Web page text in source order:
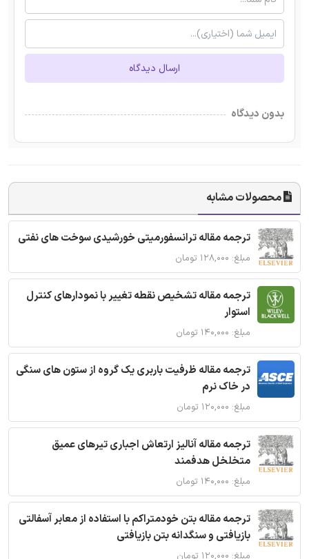
ارسال دیدگاه
بدون دیدگاه
محصولات مشابه
ترجمه مقاله ترانسفورمیتی خورشیدی سوخت های نفتی
مبلغ: ۱۲۸,۰۰۰ تومان
ترجمه مقاله تشخیص نقطه تغییر با نمودارهای کنترل
استوار
مبلغ: ۱۴۰,۰۰۰ تومان
ترجمه مقاله ظرفیت باربری یک گروه از ستون های سنگی
در خاک نرم
مبلغ: ۱۲۰,۰۰۰ تومان
ترجمه مقاله آنالیز ارتعاش اجباری تیرهای عمیق
متخلخل هدفمند
مبلغ: ۱۴۰,۰۰۰ تومان
ترجمه مقاله بتن خودمتراکم با استفاده از معابر آسفالتی
بازیافتی و سنگدانه بتن بازیافتی
مبلغ: ۱۲۰,۰۰۰ تومان